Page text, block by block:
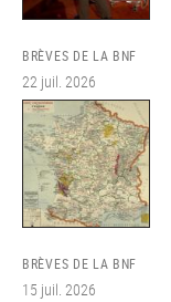
BRÈVES DE LA BNF
22 juil. 2026
BRÈVES DE LA BNF
15 juil. 2026